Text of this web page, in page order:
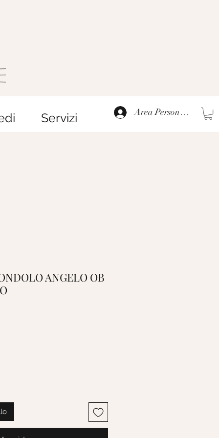
Servizi Area Personale
ANGELO OB